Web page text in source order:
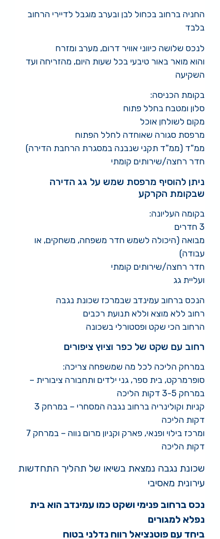
החניה ברחוב בכחול לבן ובערב מוגבל לדיירי הרחוב
בלבד
לנכס שלושה כיווני אוויר דרום, מערב ומזרח
והוא מואר באור טיבעי בכל שעות היום, מהזריחה ועד
השקיעה
בקומת הכניסה:
סלון ומטבח בחלל פתוח
מקום לשולחן אוכל
מרפסת סגורה שאוחדה לחלל הפתוח
ממ"ד (ממ"ד תקני שנבנה במסגרת הרחבת הדירה)
חדר רחצה/שירותים קומתי
ניתן להוסיף מרפסת שמש על גג הדירה
שבקומת הקרקע
בקומה העליונה:
3 חדרים
מבואה (היכולה לשמש חדר משפחה, משחקים, או
עבודה)
חדר רחצה/שירותים קומתי
ועליית גג
הנכס ברחוב עמינדב שבמרכז שכונת נגבה
רחוב ללא מוצא וללא תנועת רכבים
הרחוב הכי שקט ופסטורלי בשכונה
רחוב עם שקט של כפר וציוץ ציפורים
במרחק הליכה לכל מה שמשפחה צריכה:
סופרמרקט, בית ספר, גני ילדים ותחבורה ציבורית –
במרחק 3-5 דקות הליכה
קניות וקולינריה ברחוב נגבה המסחרי – במרחק 3
דקות הליכה
ומרכז בילוי ופנאי, פארק וקניון מרום נווה – במרחק 7
דקות הליכה
שכונת נגבה נמצאת בשיאו של תהליך התחדשות
עירונית מאסיבי
נכס ברחוב פנימי ושקט כמו עמינדב הוא בית
נפלא למגורים
ביחד עם פוטנציאל רווח נדלני בטוח